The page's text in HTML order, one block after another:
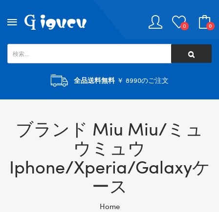
0 0
全品送料無料￥ 8990のご注文
ブランド Miu Miu/ミュ
ウミュウ
Iphone/xperia/galaxyケ
ース
Home